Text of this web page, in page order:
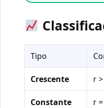
Tipo
Crescente r
Constante r